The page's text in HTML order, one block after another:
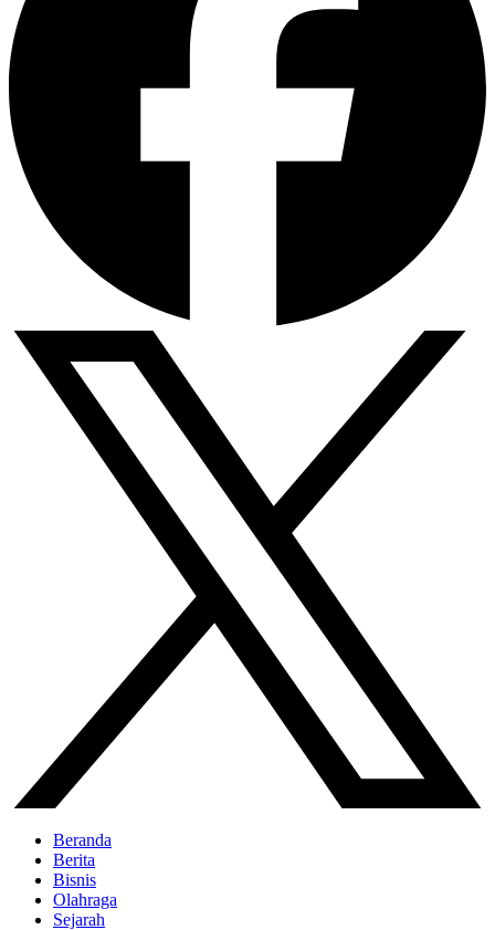
Beranda
Berita
Bisnis
Olahraga
Sejarah